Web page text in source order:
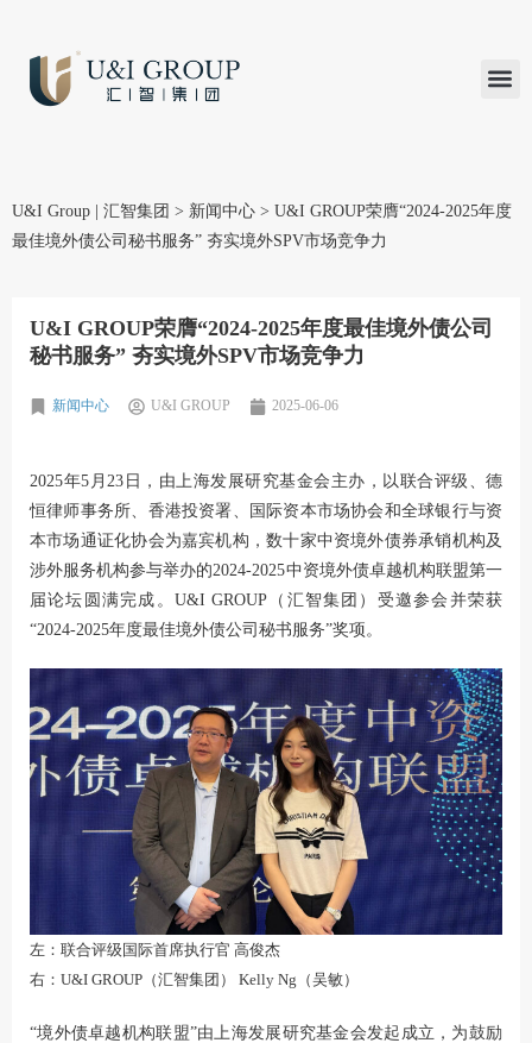
U&I Group | 汇智集团 > 新闻中心 > U&I GROUP荣膺“2024-2025年度
最佳境外债公司秘书服务” 夯实境外SPV市场竞争力
U&I GROUP荣膺“2024-2025年度最佳境外债公司
秘书服务” 夯实境外SPV市场竞争力
新闻中心 U&I GROUP 2025-06-06
2025年5月23日，由上海发展研究基金会主办，以联合评级、德
恒律师事务所、香港投资署、国际资本市场协会和全球银行与资
本市场通证化协会为嘉宾机构，数十家中资境外债券承销机构及
涉外服务机构参与举办的2024-2025中资境外债卓越机构联盟第一
届论坛圆满完成。U&I GROUP（汇智集团）受邀参会并荣获
“2024-2025年度最佳境外债公司秘书服务”奖项。
左：联合评级国际首席执行官 高俊杰
右：U&I GROUP（汇智集团） Kelly Ng（吴敏）
“境外债卓越机构联盟”由上海发展研究基金会发起成立，为鼓励